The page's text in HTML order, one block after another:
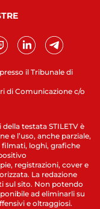
il Tribunale di
di Comunicazione c/o
testata STILETV è
e l’uso, anche parziale,
loghi, grafiche
registrazioni, cover e
La redazione
sul sito. Non potendo
ad eliminarli su
e oltraggiosi.